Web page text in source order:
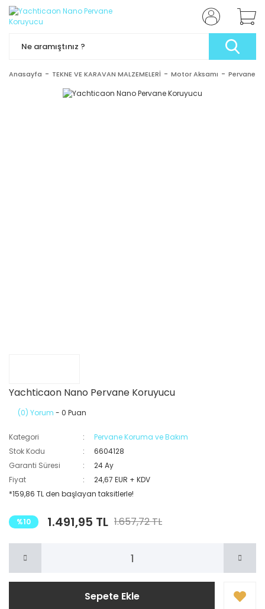
Anasayfa TEKNE VE KARAVAN MALZEMELERİ Motor Aksamı Pervane
Yachticaon Nano Pervane Koruyucu
(0) Yorum - 0 Puan
Kategori
Pervane Koruma ve Bakım
Stok Kodu
6604128
Garanti Süresi
24 Ay
Fiyat
24,67 EUR + KDV
*159,86 TL den başlayan taksitlerle!
%10 1.491,95 TL 1.657,72 TL
Sepete Ekle